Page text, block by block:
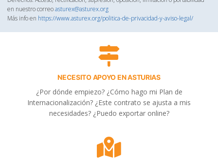
en nuestro correoasturex@asturex.org
Más info en https://www.asturex.org/politica-de-privacidad-y-aviso-legal/
NECESITO APOYO EN ASTURIAS
¿Por dónde empiezo? ¿Cómo hago mi Plan de
Internacionalización? ¿Este contrato se ajusta a mis
necesidades? ¿Puedo exportar online?